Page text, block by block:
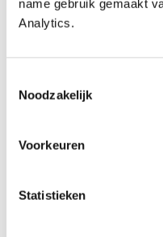
name gebruik gemaakt
Analytics.
Noodzakelijk
Voorkeuren
Statistieken
130 / 14